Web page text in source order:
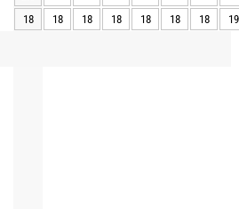
18
18 18 18 18 18 18 19